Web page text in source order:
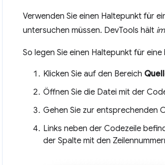
Verwenden Sie einen Haltepunkt für
untersuchen müssen. DevTools hält
So legen Sie einen Haltepunkt für
Klicken Sie auf den Bereich
Öffnen Sie die Datei mit der
Gehen Sie zur entsprechenden
Links neben der Codezeile
der Spalte mit den